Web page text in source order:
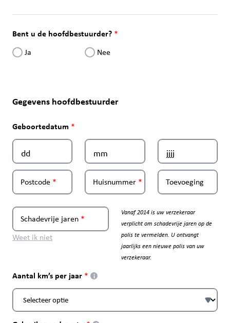
Bent u de hoofdbestuurder?
Ja Nee
Gegevens hoofdbestuurder
Geboortedatum
Postcode Huisnummer Toevoeging
Schadevrije jaren
Weet ik niet
Vanaf 2014 is uw verzekeraar
verplicht om schadevrije jaren op de
polis te vermelden. U ontvangt
jaarlijks een nieuwe polis van uw
verzekeraar.
Aantal km’s per jaar i